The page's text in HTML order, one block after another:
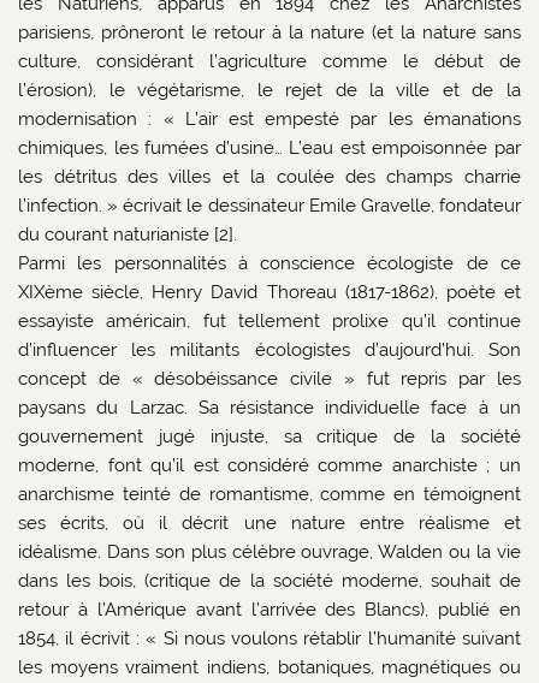
parisiens, prôneront le retour à la nature (et la nature sans
culture, considérant l’agriculture comme le début de
l’érosion), le végétarisme, le rejet de la ville et de la
modernisation : « L’air est empesté par les émanations
chimiques, les fumées d’usine… L’eau est empoisonnée par
les détritus des villes et la coulée des champs charrie
l’infection. » écrivait le dessinateur Emile Gravelle, fondateur
du courant naturianiste [2].
Parmi les personnalités à conscience écologiste de ce
XIXème siècle, Henry David Thoreau (1817-1862), poète et
essayiste américain, fut tellement prolixe qu’il continue
d’influencer les militants écologistes d’aujourd’hui. Son
concept de « désobéissance civile » fut repris par les
paysans du Larzac. Sa résistance individuelle face à un
gouvernement jugé injuste, sa critique de la société
moderne, font qu’il est considéré comme anarchiste ; un
anarchisme teinté de romantisme, comme en témoignent
ses écrits, où il décrit une nature entre réalisme et
idéalisme. Dans son plus célèbre ouvrage, Walden ou la vie
dans les bois, (critique de la société moderne, souhait de
retour à l’Amérique avant l’arrivée des Blancs), publié en
1854, il écrivit : « Si nous voulons rétablir l’humanité suivant
les moyens vraiment indiens, botaniques, magnétiques ou